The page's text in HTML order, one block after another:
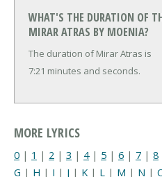
WHAT'S THE DURATION OF
MIRAR ATRAS BY MOENIA?
The duration of Mirar Atras is
7:21 minutes and seconds.
MORE LYRICS
0 | 1 | 2 | 3 | 4| 5 | 6 | 7 | 8
G | H | I | J | K | L | M | N |